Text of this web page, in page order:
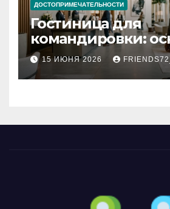
ДОСТОПРИМЕЧАТЕЛЬНОСТИ
Гостиница для
командировки:
критерии выбора
15 ИЮНЯ 2026